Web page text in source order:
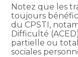
Notez que les
toujours
du CPSTI,
Difficulté
partielle ou
sociales